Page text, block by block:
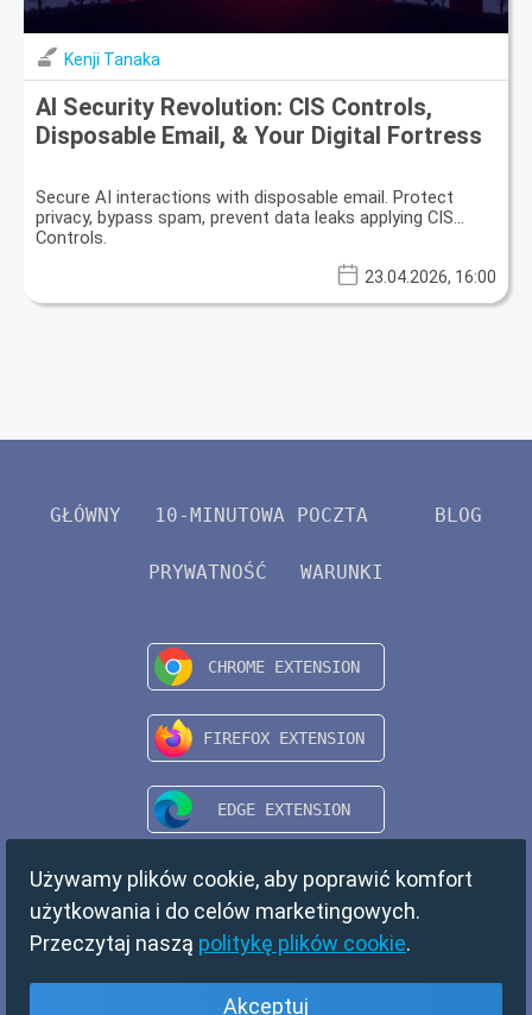
Kenji Tanaka
AI Security Revolution: CIS Controls,
Disposable Email, & Your Digital Fortress
Secure AI interactions with disposable email. Protect
privacy, bypass spam, prevent data leaks applying CIS
Controls.
23.04.2026, 16:00
GŁÓWNY 10-MINUTOWA POCZTA BLOG
PRYWATNOŚĆ WARUNKI
Używamy plików cookie, aby poprawić komfort
użytkowania i do celów marketingowych.
Przeczytaj naszą politykę plików cookie.
Akceptuj